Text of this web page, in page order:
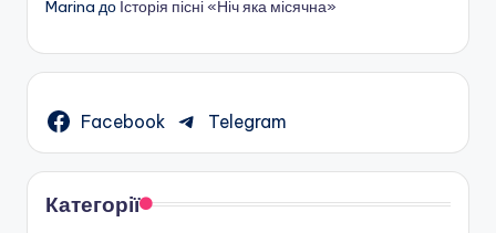
Marina до Історія пісні «Ніч яка місячна»
Facebook Telegram
Категорії